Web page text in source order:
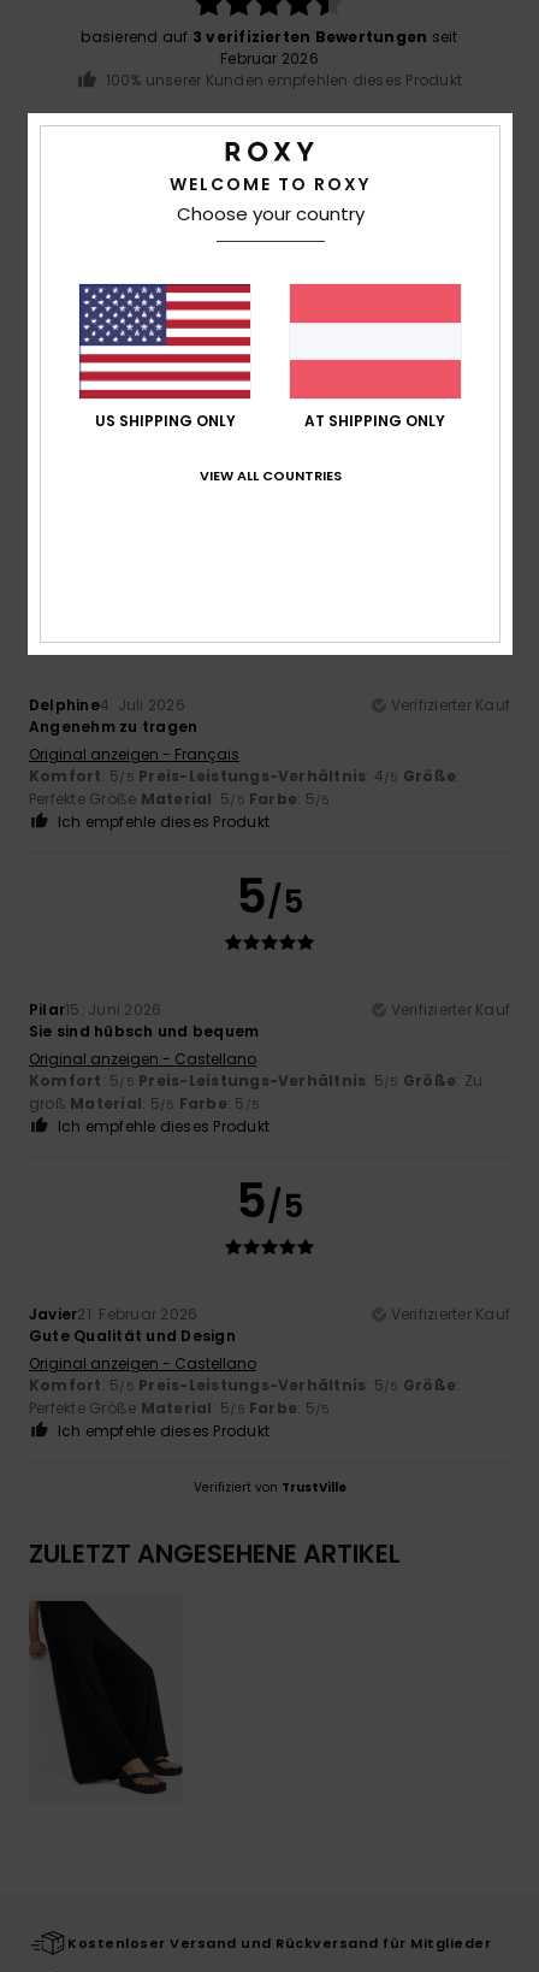
basierend auf 3 verifizierten Bewertungen seit
Februar 2026
100% unserer Kunden empfehlen dieses Produkt
Komfort
5.0
Preis-Leistungs-Verhältnis
Größe
Zu klein Zu groß
5.0
Delphine4. Juli 2026
Verifizierter Kauf
Angenehm zu tragen
Original anzeigen - Français
Komfort: 5/5 Preis-Leistungs-Verhältnis: 4/5 Größe:
Perfekte Größe Material: 5/5 Farbe: 5/5
Ich empfehle dieses Produkt
5/5
Pilar15. Juni 2026
Verifizierter Kauf
Sie sind hübsch und bequem
Original anzeigen - Castellano
Komfort: 5/5 Preis-Leistungs-Verhältnis: 5/5 Größe: Zu
groß Material: 5/5 Farbe: 5 /5
Ich empfehle dieses Produkt
5/5
Javier21. Februar 2026
Verifizierter Kauf
Gute Qualität und Design
Original anzeigen - Castellano
Komfort: 5/5 Preis-Leistungs-Verhältnis: 5/5 Größe:
Perfekte Größe Material: 5/5 Farbe: 5/5
Ich empfehle dieses Produkt
Verifiziert von TrustVille
ZULETZT ANGESEHENE ARTIKEL
Kostenloser Versand und Rückversand für Mitglieder
WELCOME TO ROXY
Choose your country
US SHIPPING ONLY AT SHIPPING ONLY
VIEW ALL COUNTRIES